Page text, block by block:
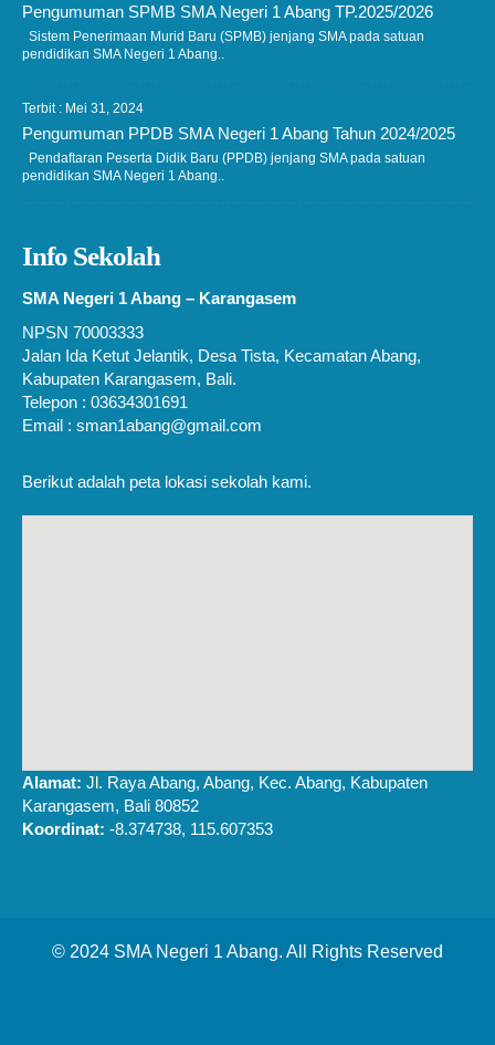
Pengumuman SPMB SMA Negeri 1 Abang TP.2025/2026
Sistem Penerimaan Murid Baru (SPMB) jenjang SMA pada satuan
pendidikan SMA Negeri 1 Abang..
Terbit : Mei 31, 2024
Pengumuman PPDB SMA Negeri 1 Abang Tahun 2024/2025
Pendaftaran Peserta Didik Baru (PPDB) jenjang SMA pada satuan
pendidikan SMA Negeri 1 Abang..
Info Sekolah
SMA Negeri 1 Abang – Karangasem
NPSN 70003333
Jalan Ida Ketut Jelantik, Desa Tista, Kecamatan Abang,
Kabupaten Karangasem, Bali.
Telepon : 03634301691
Email : sman1abang@gmail.com
Berikut adalah peta lokasi sekolah kami.
Alamat: Jl. Raya Abang, Abang, Kec. Abang, Kabupaten
Karangasem, Bali 80852
Koordinat: -8.374738, 115.607353
© 2024 SMA Negeri 1 Abang. All Rights Reserved